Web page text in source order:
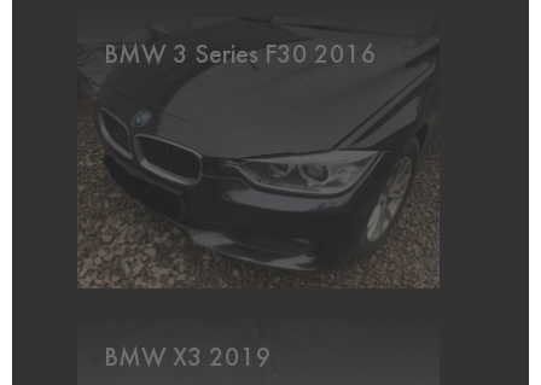
BMW 3 Series F30 2016
BMW X3 2019